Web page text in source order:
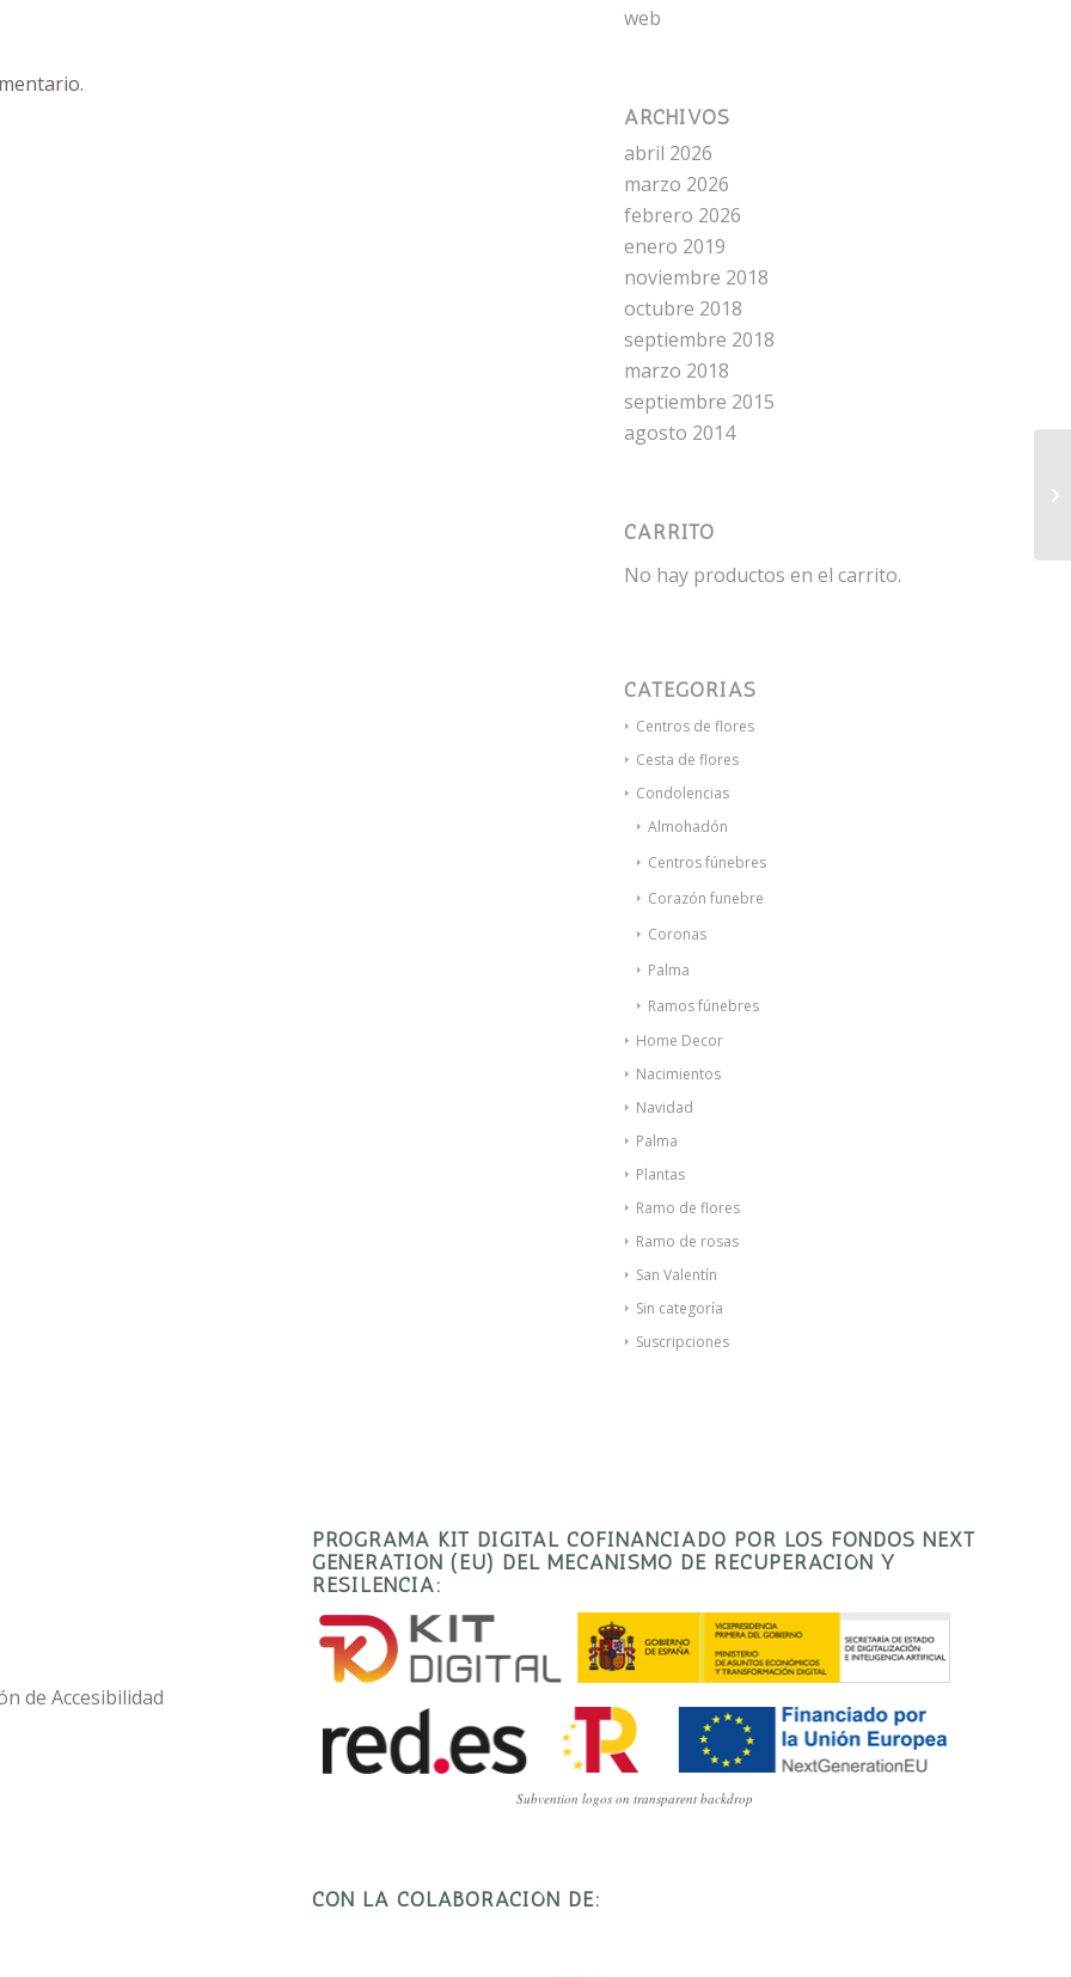
web
ARCHIVOS
abril 2026
marzo 2026
febrero 2026
enero 2019
noviembre 2018
octubre 2018
septiembre 2018
marzo 2018
septiembre 2015
agosto 2014
CARRITO
No hay productos en el carrito.
CATEGORÍAS
Centros de flores
Cesta de flores
Condolencias
Almohadón
Centros fúnebres
Corazón funebre
Coronas
Palma
Ramos fúnebres
Home Decor
Nacimientos
Navidad
Palma
Plantas
Ramo de flores
Ramo de rosas
San Valentín
Sin categoría
Suscripciones
de Accesibilidad
PROGRAMA KIT DIGITAL COFINANCIADO POR LOS FONDOS NEXT
GENERATION (EU) DEL MECANISMO DE RECUPERACIÓN Y
RESILENCIA:
Subvention logos on transparent backdrop
CON LA COLABORACIÓN DE: